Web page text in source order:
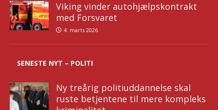
Viking vinder autohjælpskontrakt
med Forsvaret
4. marts 2026
SENESTE NYT – POLITI
Ny treårig politiuddannelse skal
ruste betjentene til mere kompleks